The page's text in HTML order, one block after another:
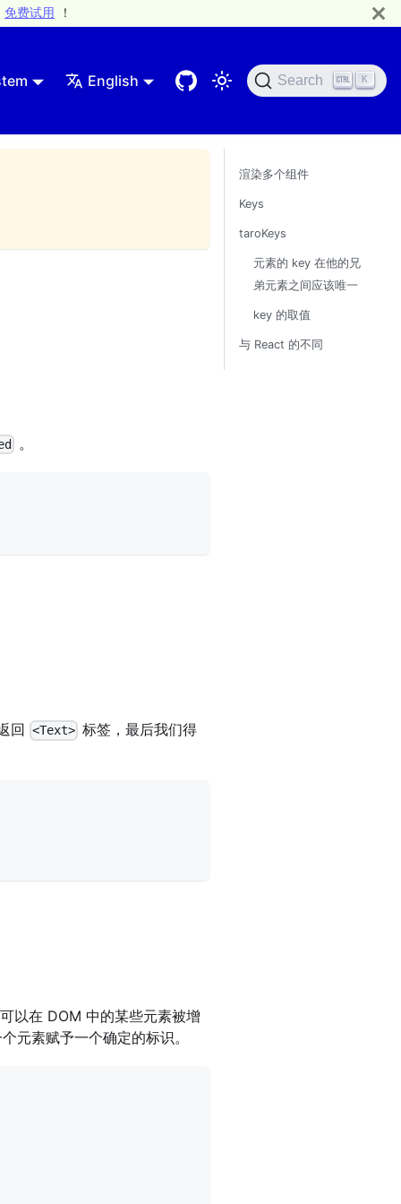
免费试用 ！
English Search K
。
回 <Text> 标签，最后我们得
以在 DOM 中的某些元素被增
元素赋予一个确定的标识。
渲染多个组件
Keys
taroKeys
元素的 key 在他的兄
弟元素之间应该唯一
key 的取值
与 React 的不同